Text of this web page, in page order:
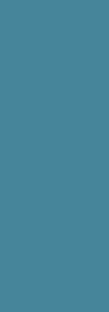
La Fondation
fondation
du Premier
organisme
français, qui a
relations
Ses ressources
dotation initiale
environ 20
France par la
Fondation de
Construction